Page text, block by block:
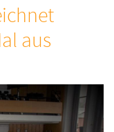
aus